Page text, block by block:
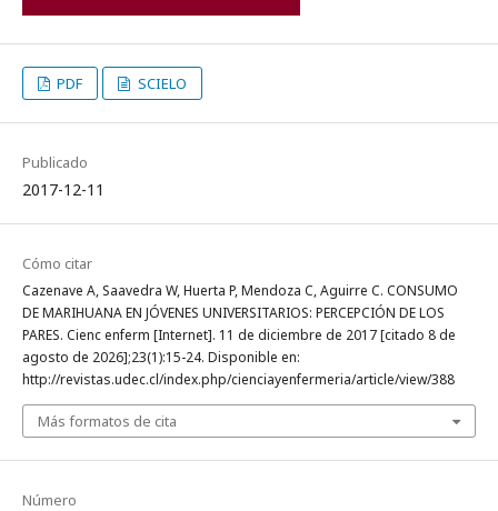
PDF SCIELO
Publicado
2017-12-11
Cómo citar
Cazenave A, Saavedra W, Huerta P, Mendoza C, Aguirre C. CONSUMO
DE MARIHUANA EN JÓVENES UNIVERSITARIOS: PERCEPCIÓN DE LOS
PARES. Cienc enferm [Internet]. 11 de diciembre de 2017 [citado 8 de
agosto de 2026];23(1):15-24. Disponible en:
http://revistas.udec.cl/index.php/cienciayenfermeria/article/view/388
Más formatos de cita
Número